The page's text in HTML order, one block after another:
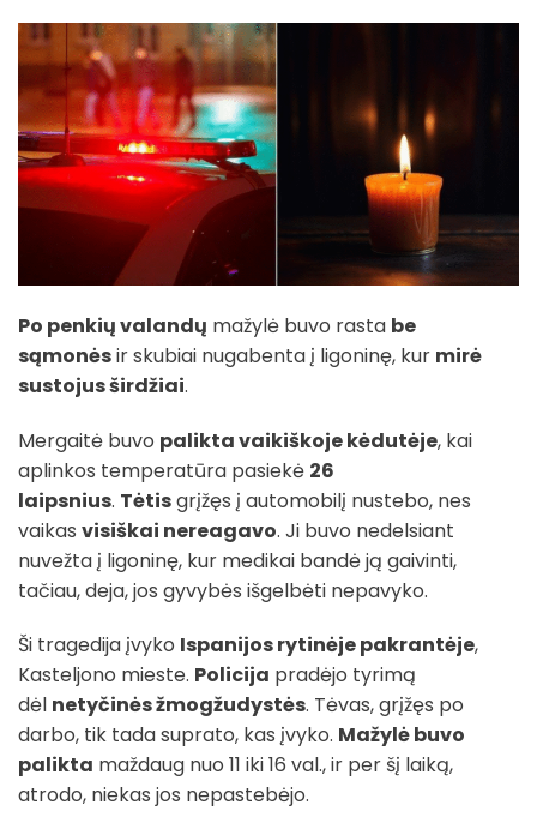
Po penkių valandų mažylė buvo rasta be
sąmonėsir skubiai nugabenta į ligoninę, kur mirė
sustojus širdžiai.
Mergaitė buvo palikta vaikiškoje kėdutėje, kai
aplinkos temperatūra pasiekė 26
laipsnius. Tėtisgrįžęs į automobilį nustebo, nes
vaikas visiškai nereagavo. Ji buvo nedelsiant
nuvežta į ligoninę, kur medikai bandė ją gaivinti,
tačiau, deja, jos gyvybės išgelbėti nepavyko.
Ši tragedija įvyko Ispanijos rytinėje pakrantėje,
Kasteljono mieste. Policija pradėjo tyrimą
dėl netyčinės žmogžudystės. Tėvas, grįžęs po
darbo, tik tada suprato, kas įvyko. Mažylė buvo
palikta maždaug nuo 11 iki 16 val., ir per šį laiką,
atrodo, niekas jos nepastebėjo.